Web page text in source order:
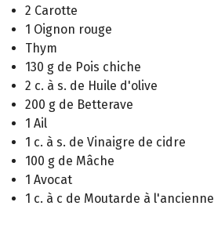
2 Carotte
1 Oignon rouge
Thym
130 g de Pois chiche
2 c. à s. de Huile d'olive
200 g de Betterave
1 Ail
1 c. à s. de Vinaigre de cidre
100 g de Mâche
1 Avocat
1 c. à c de Moutarde à l'ancienne